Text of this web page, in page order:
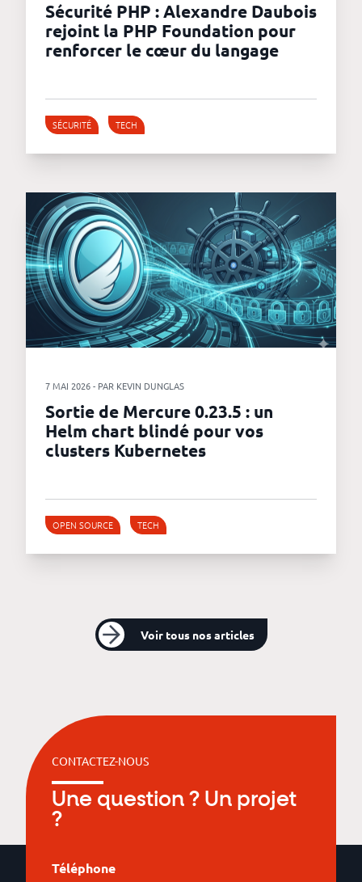
Sécurité PHP : Alexandre Daubois
rejoint la PHP Foundation pour
renforcer le cœur du langage
SÉCURITÉ TECH
7 MAI 2026 - PAR KEVIN DUNGLAS
Sortie de Mercure 0.23.5 : un
Helm chart blindé pour vos
clusters Kubernetes
OPEN SOURCE TECH
Voir tous nos articles
CONTACTEZ-NOUS
Une question ? Un projet
?
Téléphone